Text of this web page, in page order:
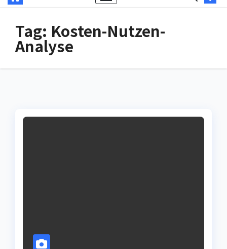
Tag: Kosten-Nutzen-
Analyse